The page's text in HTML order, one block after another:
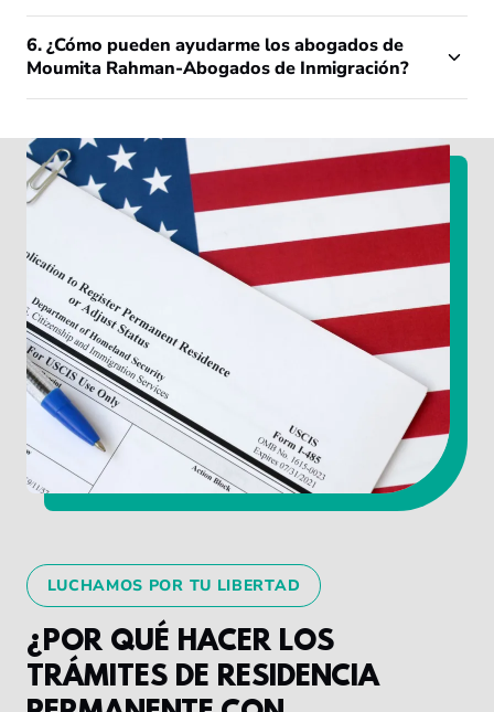
6. ¿Cómo pueden ayudarme los abogados de
Moumita Rahman-Abogados de Inmigración?
LUCHAMOS POR TU LIBERTAD
¿POR QUÉ HACER LOS
TRÁMITES DE RESIDENCIA